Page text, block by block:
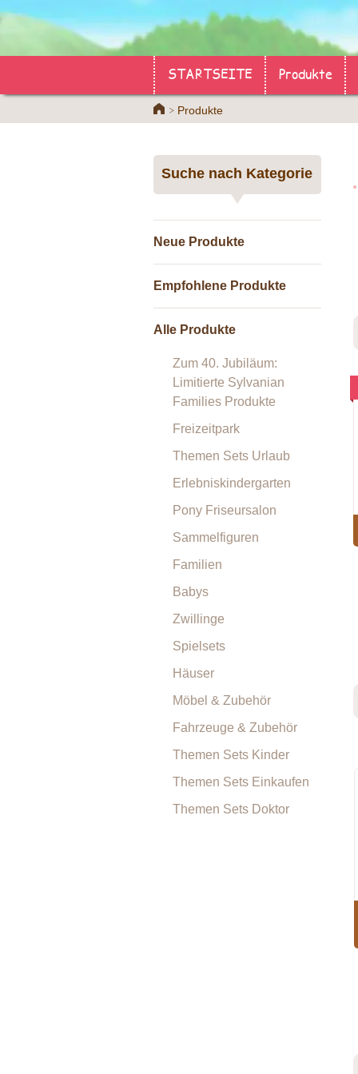
STARTSEITE Produkte
HomeProdukte
Suche nach Kategorie
Neue Produkte
Empfohlene Produkte
Alle Produkte
Zum 40. Jubiläum:
Limitierte Sylvanian
Families Produkte
Freizeitpark
Themen Sets Urlaub
Erlebniskindergarten
Pony Friseursalon
Sammelfiguren
Familien
Babys
Zwillinge
Spielsets
Häuser
Möbel & Zubehör
Fahrzeuge & Zubehör
Themen Sets Kinder
Themen Sets Einkaufen
Themen Sets Doktor